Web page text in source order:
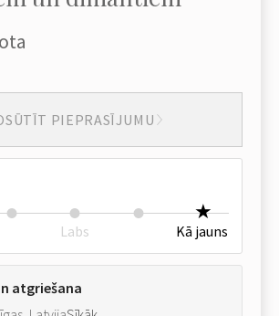
PIEPRASĪJUMU
Labs Kā jauns
atgriešana